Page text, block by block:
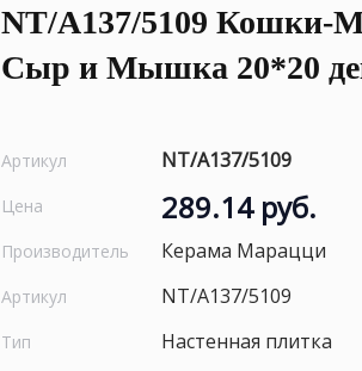
NT/A137/5109
Сыр и Мышка 20*20
Артикул NT/A137/5109
Цена 289.14 руб.
Производитель Керама Марацци
Артикул NT/A137/5109
Тип Настенная плитка